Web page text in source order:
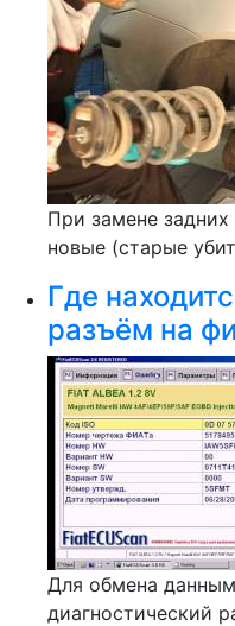
При замене
новые (старые
Где
разъём на
Для обмена
диагностический